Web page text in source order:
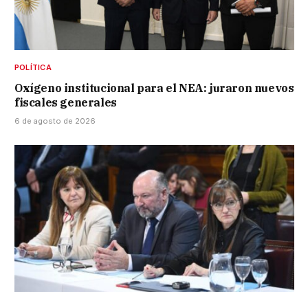
POLÍTICA
Oxígeno institucional para el NEA: juraron nuevos
fiscales generales
6 de agosto de 2026